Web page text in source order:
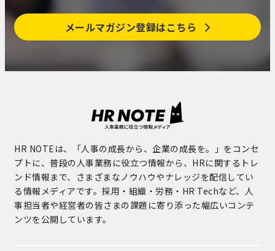
メールマガジン登録はこちら
HR NOTEは、「人事の成長から、企業の成長を。」をコンセ
プトに、普段の人事業務に役立つ情報から、HRに関するトレ
ンド情報まで、さまざまなノウハウやナレッジを配信してい
る情報メディアです。採用・組織・労務・HR Techなど、人
事担当者や経営者の皆さまの課題に寄り添った幅広いコンテ
ンツを公開しています。